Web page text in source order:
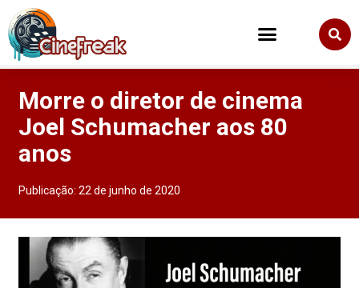
Morre o diretor de cinema
Joel Schumacher aos 80
anos
Publicação:22 de junho de 2020